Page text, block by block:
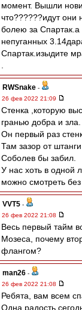
момент. Вышли
что??????идут они
болею за Спартак.а
непуганных
Спартак.изыдите
RWSnake -
26 фев 2022 21:09
Стенка ,которую
гранью добра и зла.
Он первый раз
Там зазор от
Соболев бы забил.
У нас хоть в одной
можно смотреть
VVT5 -
26 фев 2022 21:08
Весь первый тайм
Мозеса, почему
флангом?
man26 -
26 фев 2022 21:08
Ребята, вам всем
Одна радость